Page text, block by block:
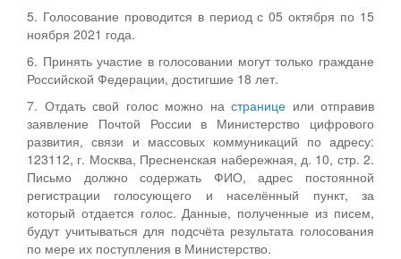
5. Голосование проводится в период с 05 октября по 15
ноября 2021 года.
6. Принять участие в голосовании могут только граждане
Российской Федерации, достигшие 18 лет.
7. Отдать свой голос можно на странице или отправив
заявление Почтой России в Министерство цифрового
развития, связи и массовых коммуникаций по адресу:
123112, г. Москва, Пресненская набережная, д. 10, стр. 2.
Письмо должно содержать ФИО, адрес постоянной
регистрации голосующего и населённый пункт, за
который отдается голос. Данные, полученные из писем,
будут учитываться для подсчёта результата голосования
по мере их поступления в Министерство.